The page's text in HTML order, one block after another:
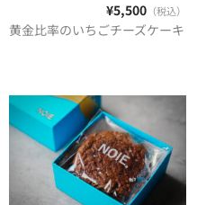
¥5,500（税込）
黄金比率のいちごチーズケーキ